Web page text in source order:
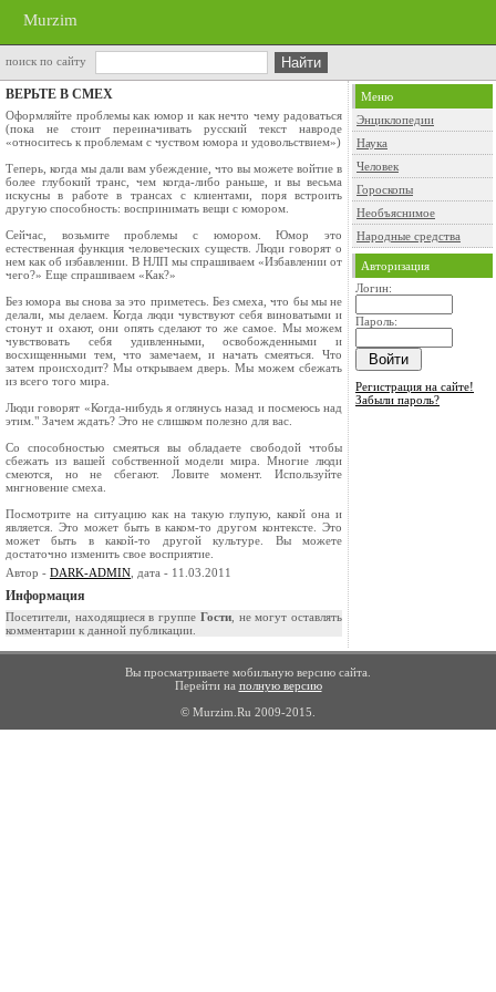
Murzim
поиск по сайту
ВЕРЬТЕ В СМЕХ
Оформляйте проблемы как юмор и как нечто чему радоваться
(пока не стоит переиначивать русский текст навроде
«относитесь к проблемам с чуством юмора и удовольствием»)
Теперь, когда мы дали вам убеждение, что вы можете войтие в
более глубокий транс, чем когда-либо раньше, и вы весьма
искусны в работе в трансах с клиентами, поря встроить
другую способность: воспринимать вещи с юмором.
Сейчас, возьмите проблемы с юмором. Юмор это
естественная функция человеческих существ. Люди говорят о
нем как об избавлении. В НЛП мы спрашиваем «Избавлении от
чего?» Еще спрашиваем «Как?»
Без юмора вы снова за это приметесь. Без смеха, что бы мы не
делали, мы делаем. Когда люди чувствуют себя виноватыми и
стонут и охают, они опять сделают то же самое. Мы можем
чувствовать себя удивленными, освобожденными и
восхищенными тем, что замечаем, и начать смеяться. Что
затем происходит? Мы открываем дверь. Мы можем сбежать
из всего того мира.
Люди говорят «Когда-нибудь я оглянусь назад и посмеюсь над
этим." Зачем ждать? Это не слишком полезно для вас.
Со способностью смеяться вы обладаете свободой чтобы
сбежать из вашей собственной модели мира. Многие люди
смеются, но не сбегают. Ловите момент. Используйте
мнгновение смеха.
Посмотрите на ситуацию как на такую глупую, какой она и
является. Это может быть в каком-то другом контексте. Это
может быть в какой-то другой культуре. Вы можете
достаточно изменить свое восприятие.
Автор - DARK-ADMIN , дата - 11.03.2011
Информация
Посетители, находящиеся в группе Гости, не могут оставлять
комментарии к данной публикации.
Меню
Энциклопедии
Наука
Человек
Гороскопы
Необъяснимое
Народные средства
Авторизация
Логин:
Пароль:
Регистрация на сайте!
Забыли пароль?
Вы просматриваете мобильную версию сайта.
Перейти на полную версию
© Murzim.Ru 2009-2015.